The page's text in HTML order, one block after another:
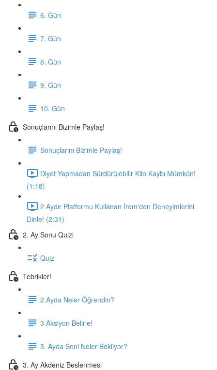
6. Gün
7. Gün
8. Gün
9. Gün
10. Gün
Sonuçlarını Bizimle Paylaş!
Sonuçlarını Bizimle Paylaş!
Diyet Yapmadan Sürdürülebilir Kilo Kaybı Mümkün!
(1:18)
2 Aydır Platformu Kullanan İrem'den Deneyimlerini
Dinle! (2:31)
2. Ay Sonu Quizi
Quiz
Tebrikler!
2.Ayda Neler Öğrendin?
3 Aksiyon Belirle!
3. Ayda Seni Neler Bekliyor?
3. Ay Akdeniz Beslenmesi